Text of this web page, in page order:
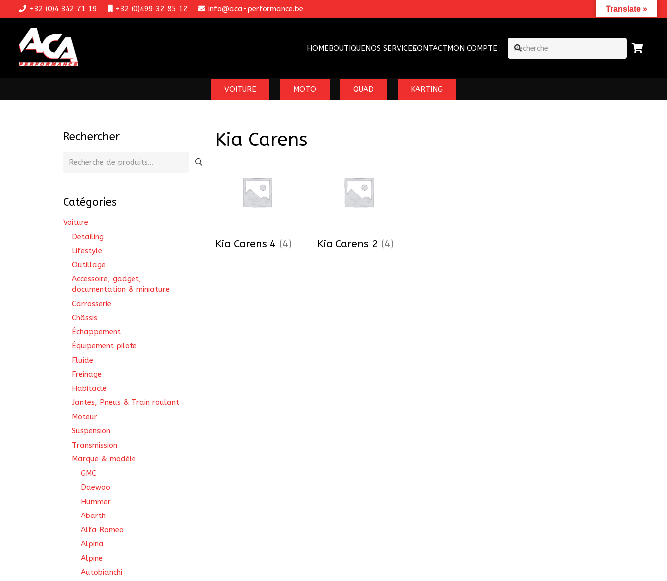
+32 (0)4 342 71 19 +32 (0)499 32 85 12 info@aca-performance.be
HOMEBOUTIQUENOS SERVICESCONTACTMON COMPTE
VOITURE MOTO QUAD KARTING
Kia Carens
Kia Carens 4 (4) Kia Carens 2 (4)
Rechercher
Recherche
Catégories
Voiture
Detailing
Lifestyle
Outillage
Accessoire, gadget,
documentation & miniature
Carrosserie
Châssis
Échappement
Équipement pilote
Fluide
Freinage
Habitacle
Jantes, Pneus & Train roulant
Moteur
Suspension
Transmission
Marque & modèle
GMC
Daewoo
Hummer
Abarth
Alfa Romeo
Alpina
Alpine
Autobianchi
Translate »